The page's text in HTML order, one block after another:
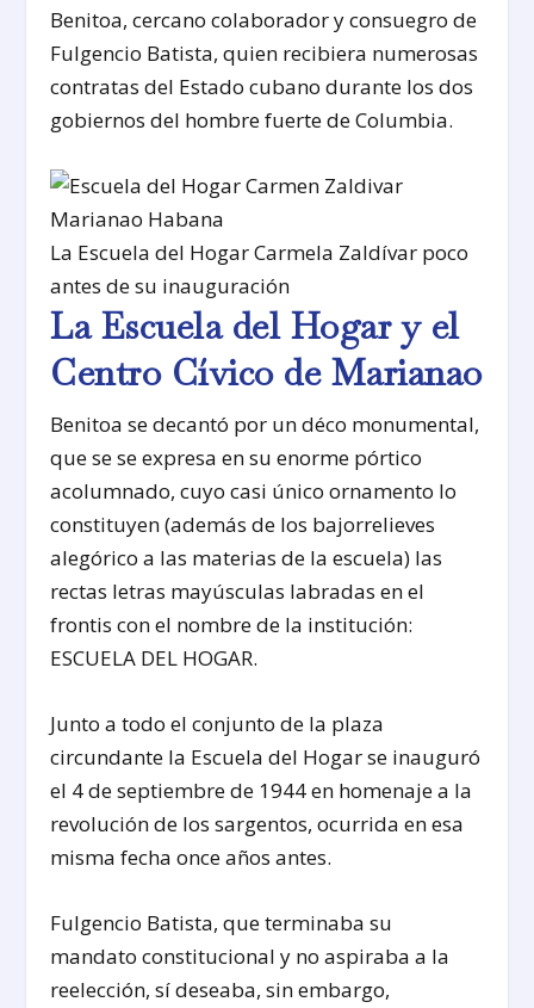
Benitoa, cercano colaborador y consuegro de
Fulgencio Batista, quien recibiera numerosas
contratas del Estado cubano durante los dos
gobiernos del hombre fuerte de Columbia.
La Escuela del Hogar Carmela Zaldívar poco
antes de su inauguración
La Escuela del Hogar y el
Centro Cívico de Marianao
Benitoa se decantó por un déco monumental,
que se se expresa en su enorme pórtico
acolumnado, cuyo casi único ornamento lo
constituyen (además de los bajorrelieves
alegórico a las materias de la escuela) las
rectas letras mayúsculas labradas en el
frontis con el nombre de la institución:
ESCUELA DEL HOGAR.
Junto a todo el conjunto de la plaza
circundante la Escuela del Hogar se inauguró
el 4 de septiembre de 1944 en homenaje a la
revolución de los sargentos, ocurrida en esa
misma fecha once años antes.
Fulgencio Batista, que terminaba su
mandato constitucional y no aspiraba a la
reelección, sí deseaba, sin embargo,